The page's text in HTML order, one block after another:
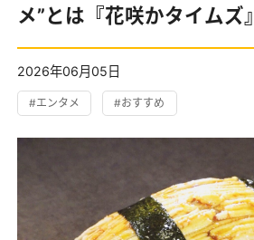
メ”とは『花咲かタイムズ』
2026年06月05日
#エンタメ #おすすめ